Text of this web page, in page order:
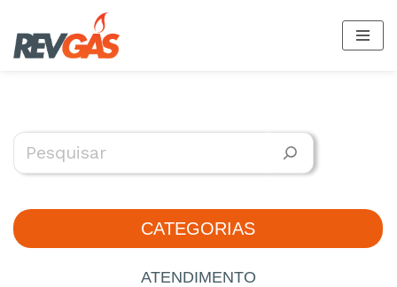
Saltar
CATEGORIAS
ATENDIMENTO